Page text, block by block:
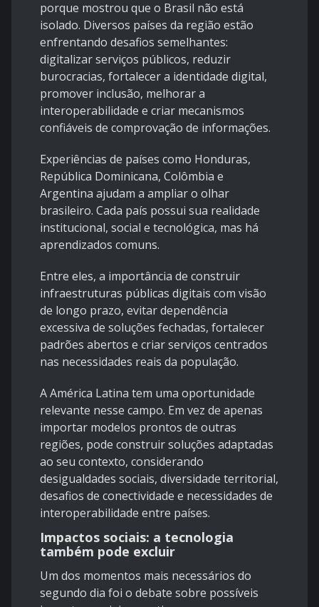
porque mostrou que o Brasil não está
isolado. Diversos países da região estão
enfrentando desafios semelhantes:
digitalizar serviços públicos, reduzir
burocracias, fortalecer a identidade digital,
promover inclusão, melhorar a
interoperabilidade e criar mecanismos
confiáveis de comprovação de informações.
Experiências de países como Honduras,
República Dominicana, Colômbia e
Argentina ajudam a ampliar o olhar
brasileiro. Cada país possui sua realidade
institucional, social e tecnológica, mas há
aprendizados comuns.
Entre eles, a importância de construir
infraestruturas públicas digitais com visão
de longo prazo, evitar dependência
excessiva de soluções fechadas, fortalecer
padrões abertos e criar serviços centrados
nas necessidades reais da população.
A América Latina tem uma oportunidade
relevante nesse campo. Em vez de apenas
importar modelos prontos de outras
regiões, pode construir soluções adaptadas
ao seu contexto, considerando
desigualdades sociais, diversidade territorial,
desafios de conectividade e necessidades de
interoperabilidade entre países.
Impactos sociais: a tecnologia
também pode excluir
Um dos momentos mais necessários do
segundo dia foi o debate sobre possíveis